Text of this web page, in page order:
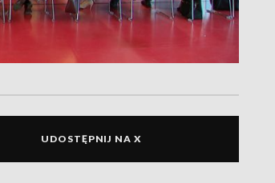
UDOSTĘPNIJ NA X